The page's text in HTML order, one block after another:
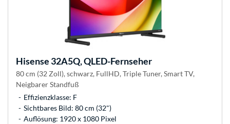
Hisense 32A5Q, QLED-Fernseher
80 cm (32 Zoll), schwarz, FullHD, Triple Tuner, Smart TV,
Neigbarer Standfuß
Effizienzklasse: F
Sichtbares Bild: 80 cm (32")
Auflösung: 1920 x 1080 Pixel